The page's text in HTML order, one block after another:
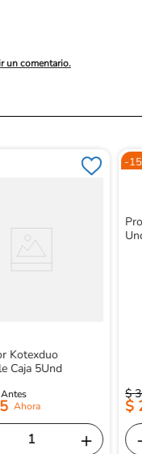
un comentario.
Kotexduo
Caja 5Und
＋
-
$
$